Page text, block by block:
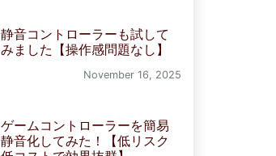
静音コントローラーも試して
みました【操作感問題なし】
November 16, 2025
ゲームコントローラーを簡易
静音化してみた！【低リスク